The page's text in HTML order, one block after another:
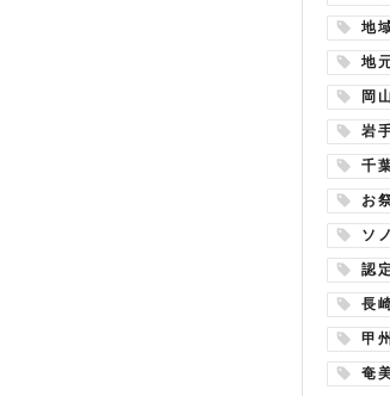
地
地
岡
岩
千
お
ソ
認
長
甲
奄